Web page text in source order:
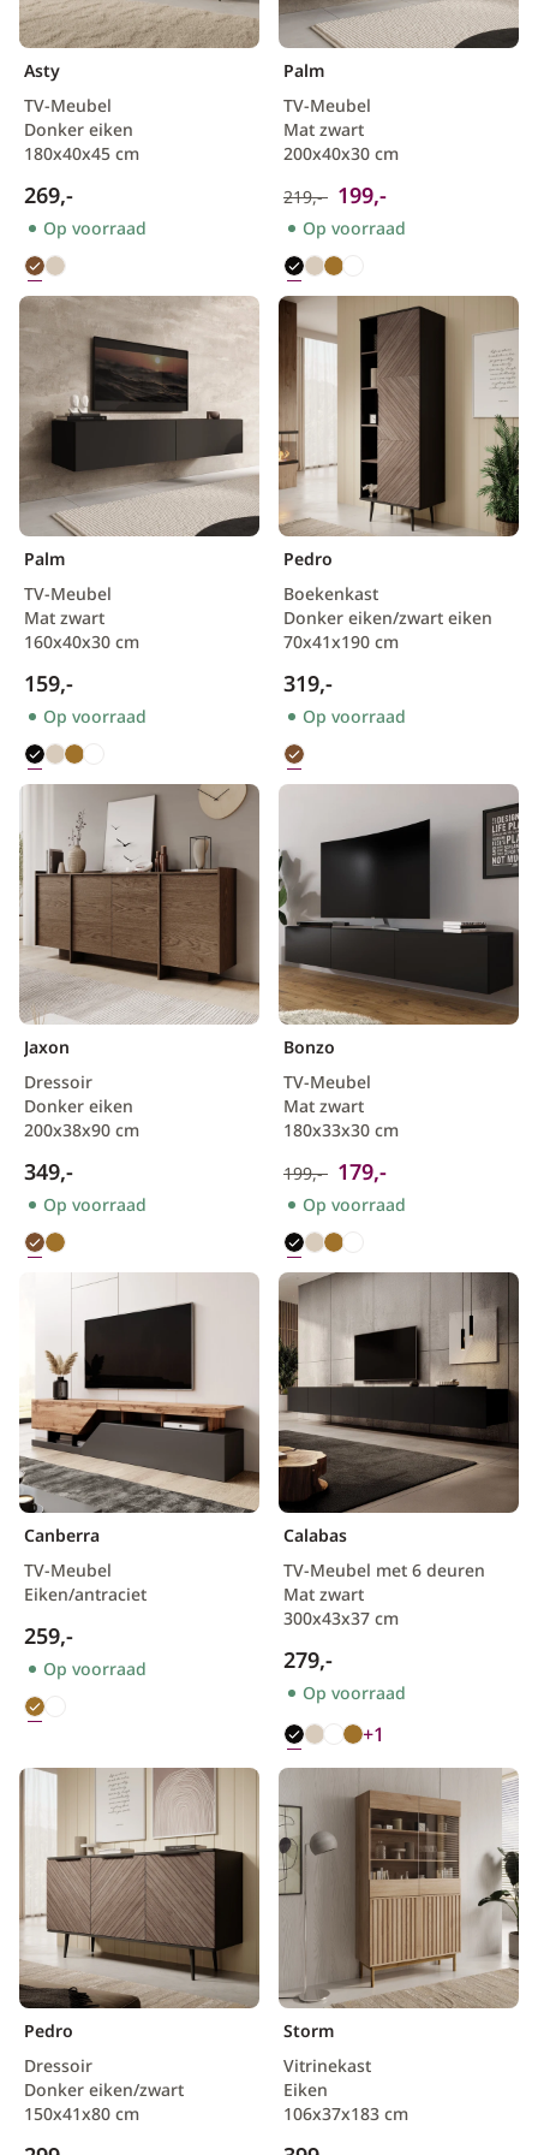
Scandinavisch
Asty
TV-Meubel
Donker eiken
180x40x45 cm
269,-
Op voorraad
Palm
TV-Meubel
Mat zwart
200x40x30 cm
219,- 199,-
Op voorraad
Palm
TV-Meubel
Mat zwart
160x40x30 cm
159,-
Op voorraad
Pedro
Boekenkast
Donker eiken/zwart eiken
70x41x190 cm
319,-
Op voorraad
Jaxon
Dressoir
Donker eiken
200x38x90 cm
349,-
Op voorraad
Bonzo
TV-Meubel
Mat zwart
180x33x30 cm
199,- 179,-
Op voorraad
Canberra
TV-Meubel
Eiken/antraciet
259,-
Op voorraad
Calabas
TV-Meubel met 6 deuren
Mat zwart
300x43x37 cm
279,-
Op voorraad
+1
Pedro
Dressoir
Donker eiken/zwart
150x41x80 cm
Storm
Vitrinekast
Eiken
106x37x183 cm